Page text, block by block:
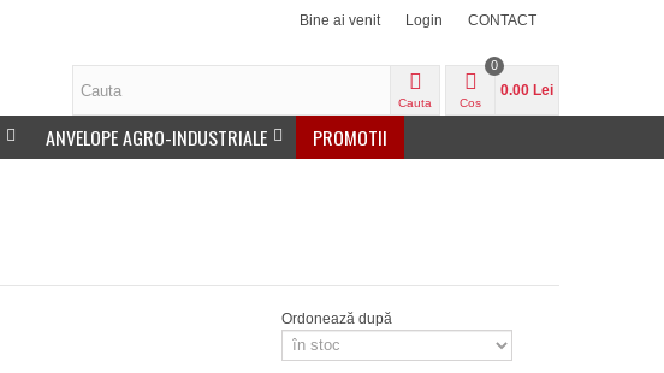
CONTACT
Bine ai venit Login
Cauta Cos
0
0.00 Lei
ANVELOPE AGRO-INDUSTRIALE PROMOTII
Ordonează după